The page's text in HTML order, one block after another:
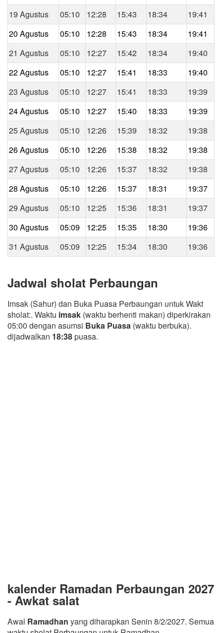
19 Agustus
05:10 12:28 15:43 18:34
19:41
20 Agustus
05:10 12:28 15:43 18:34
19:41
21 Agustus
05:10 12:27 15:42 18:34
19:40
22 Agustus
05:10 12:27 15:41 18:33
19:40
23 Agustus
05:10 12:27 15:41 18:33
19:39
24 Agustus
05:10 12:27 15:40 18:33
19:39
25 Agustus
05:10 12:26 15:39 18:32
19:38
26 Agustus
05:10 12:26 15:38 18:32
19:38
27 Agustus
05:10 12:26 15:37 18:32
19:38
28 Agustus
05:10 12:26 15:37 18:31
19:37
29 Agustus
05:10 12:25 15:36 18:31
19:37
30 Agustus
05:09 12:25 15:35 18:30
19:36
31 Agustus
05:09 12:25 15:34 18:30 19:36
Jadwal sholat Perbaungan
Imsak (Sahur) dan Buka Puasa Perbaungan untuk Wakt
sholat:. Waktu imsak (waktu berhenti makan) diperkirakan
05:00 dengan asumsi Buka Puasa (waktu berbuka).
dijadwalkan 18:38puasa.
kalender Ramadan Perbaungan 2027
- Awkat salat
Awal Ramadhan yang diharapkan Senin 8/2/2027. Semua